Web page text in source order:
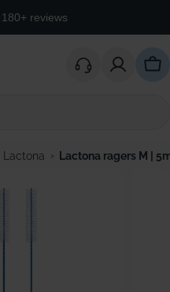
180+ reviews
Lactona › Lactona ragers M |